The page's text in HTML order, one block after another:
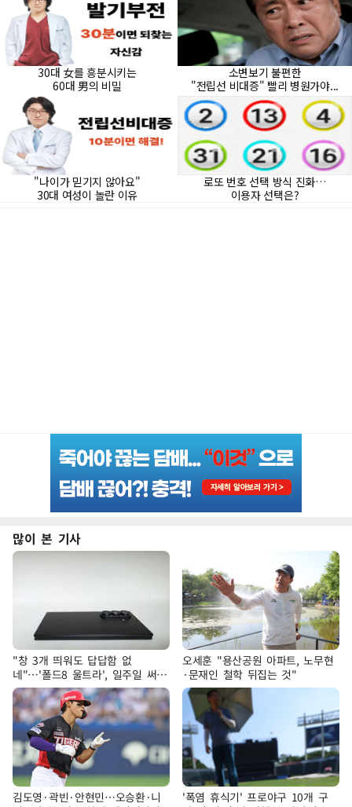
많이 본 기사
"창 3개 띄워도 답답함 없
네"…'폴드8 울트라', 일주일 써보
니
오세훈 "용산공원 아파트, 노무현
·문재인 철학 뒤집는 것"
김도영·곽빈·안현민…오승환·니
'폭염 휴식기' 프로야구 10개 구